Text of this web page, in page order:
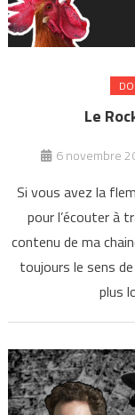
Le
6 novembre
Si vous avez la
pour l’écouter à
contenu de ma
toujours le sens
plus